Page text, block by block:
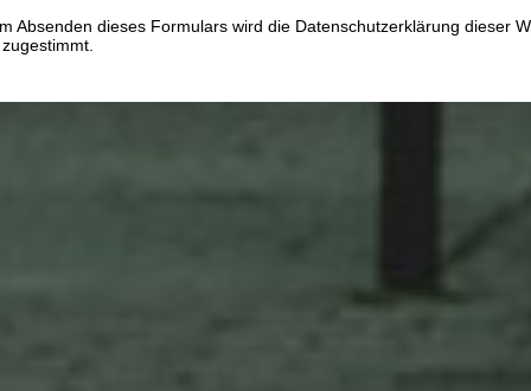
Absenden dieses Formulars wird die Datenschutzerklärung dieser